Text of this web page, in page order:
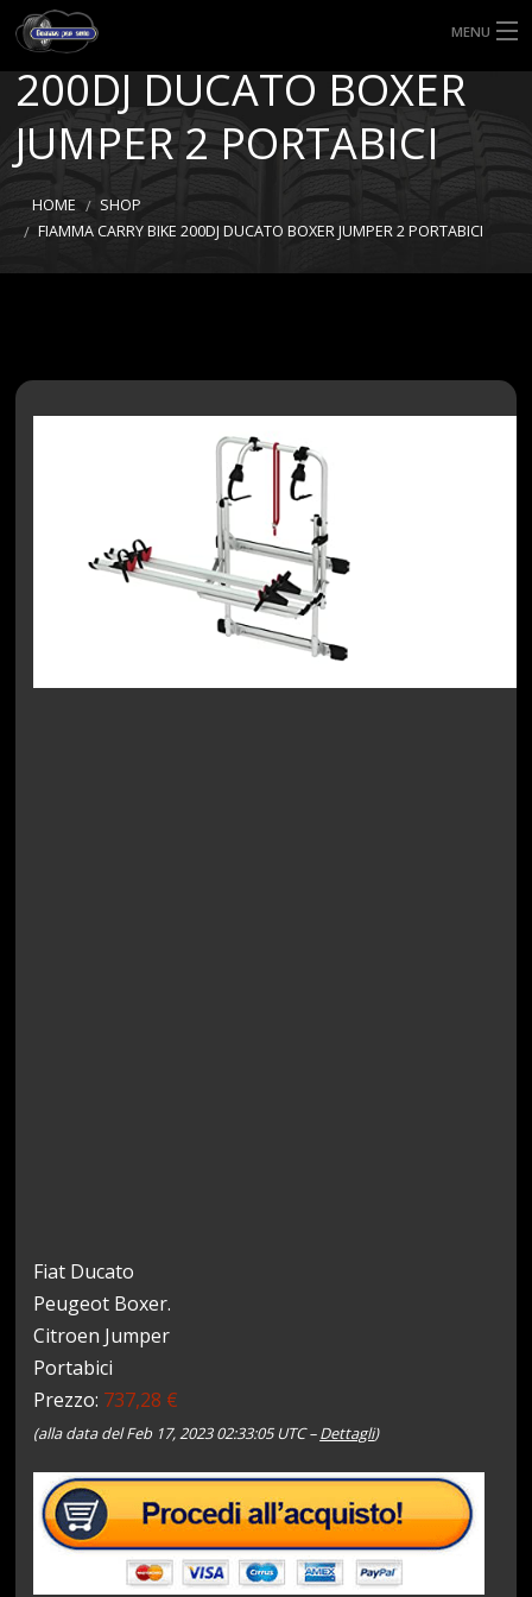
MENU
HOME
TIPI DI GOMME
MISURE GOMME
FIAMMA CARRY BIKE
200DJ DUCATO BOXER
JUMPER 2 PORTABICI
HOME
SHOP
FIAMMA CARRY BIKE 200DJ DUCATO BOXER JUMPER 2 PORTABICI
Fiat Ducato
Peugeot Boxer.
Citroen Jumper
Portabici
Prezzo: 737,28 €
(alla data del Feb 17, 2023 02:33:05 UTC –Dettagli)